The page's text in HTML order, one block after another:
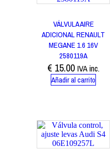
VÁLVULA AIRE
ADICIONAL RENAULT
MEGANE 1.6 16V
2580119A
€ 15.00 IVA inc.
Añadir al carrito